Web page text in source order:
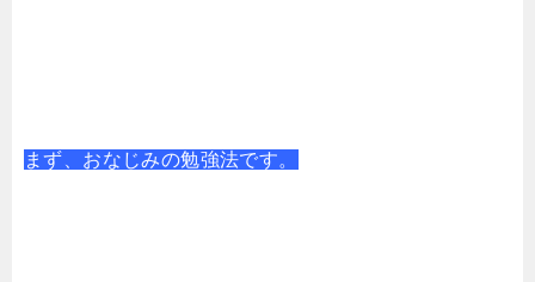
まず、おなじみの勉強法です。